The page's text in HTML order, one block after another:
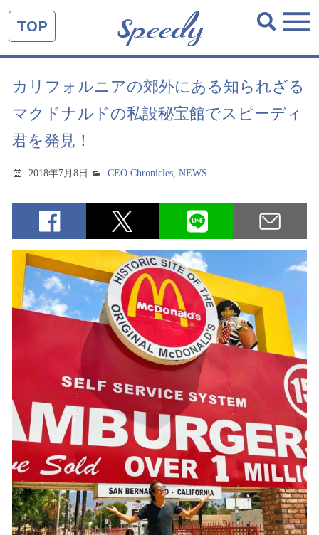
TOP
カリフォルニアの郊外にある知られざる
マクドナルドの私設秘宝館でスピーディ
君を発見！
2018年7月8日 CEO Chronicles,NEWS